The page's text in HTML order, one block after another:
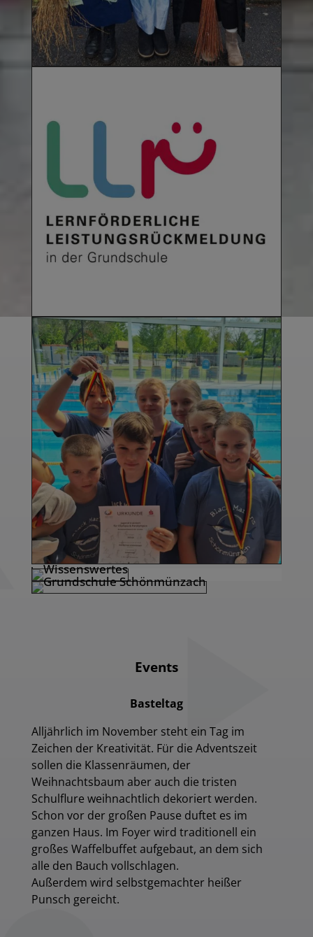
Events
Basteltag
Alljährlich im November steht ein Tag im
Zeichen der Kreativität. Für die Adventszeit
sollen die Klassenräumen, der
Weihnachtsbaum aber auch die tristen
Schulflure weihnachtlich dekoriert werden.
Schon vor der großen Pause duftet es im
ganzen Haus. Im Foyer wird traditionell ein
großes Waffelbuffet aufgebaut, an dem sich
alle den Bauch vollschlagen.
Außerdem wird selbstgemachter heißer
Punsch gereicht.